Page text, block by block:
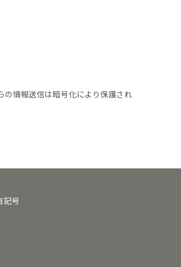
の情報送信は暗号化により保護され
記号